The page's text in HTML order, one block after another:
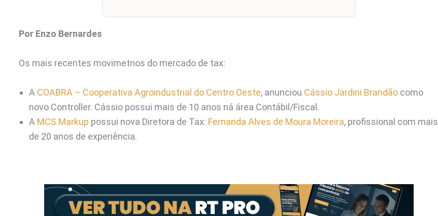
Por Enzo Bernardes
Os mais recentes movimetnos do mercado de tax:
A COABRA – Cooperativa Agroindustrial do Centro Oeste, anunciou Cássio Jardini Brandão como
novo Controller. Cássio possui mais de 10 anos ná área Contábil/Fiscal.
A MCS Markup possui nova Diretora de Tax: Fernanda Alves de Moura Moreira, profissional com mais
de 20 anos de experiência.